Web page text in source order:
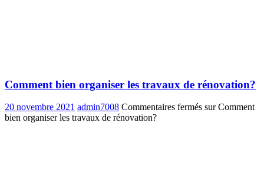
Comment bien organiser les travaux de rénovation?
20 novembre 2021 admin7008 Commentaires fermés sur Comment
bien organiser les travaux de rénovation?